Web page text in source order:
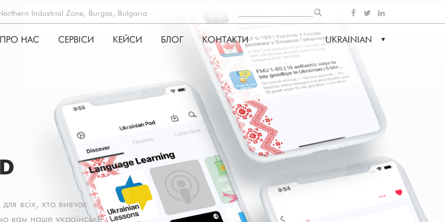
Industrial Zone, Burgas, Bulgaria
SOCIAL
Пошук
ПРО НАС СЕРВIСИ КЕЙСИ БЛОГ КОНТАКТИ UKRAINIAN
всіх, хто вивчає
вам наше українське